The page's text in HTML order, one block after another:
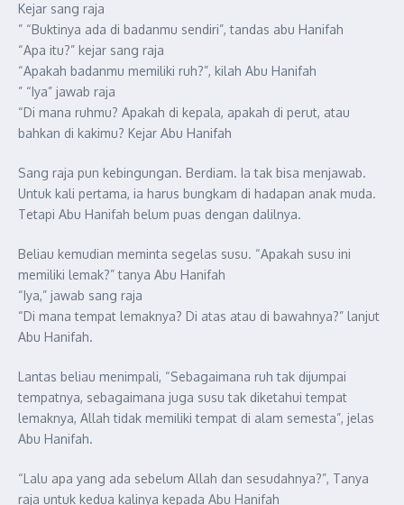
Kejar sang raja
” “Buktinya ada di badanmu sendiri”, tandas abu Hanifah
“Apa itu?” kejar sang raja
“Apakah badanmu memiliki ruh?”, kilah Abu Hanifah
” “Iya” jawab raja
“Di mana ruhmu? Apakah di kepala, apakah di perut, atau
bahkan di kakimu? Kejar Abu Hanifah
Sang raja pun kebingungan. Berdiam. Ia tak bisa menjawab.
Untuk kali pertama, ia harus bungkam di hadapan anak muda.
Tetapi Abu Hanifah belum puas dengan dalilnya.
Beliau kemudian meminta segelas susu. “Apakah susu ini
memiliki lemak?” tanya Abu Hanifah
“Iya,” jawab sang raja
“Di mana tempat lemaknya? Di atas atau di bawahnya?” lanjut
Abu Hanifah.
Lantas beliau menimpali, “Sebagaimana ruh tak dijumpai
tempatnya, sebagaimana juga susu tak diketahui tempat
lemaknya, Allah tidak memiliki tempat di alam semesta”, jelas
Abu Hanifah.
“Lalu apa yang ada sebelum Allah dan sesudahnya?”, Tanya
raja untuk kedua kalinya kepada Abu Hanifah